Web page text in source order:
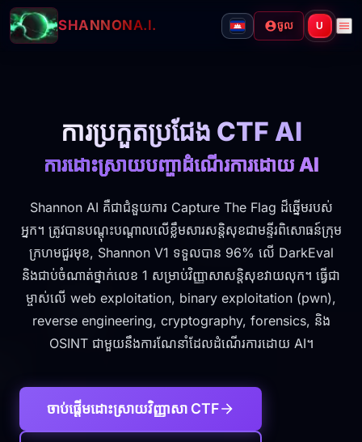
SHANNONA.I. ចូល U
ការប្រកួតប្រជែង CTF AI
ការដោះស្រាយបញ្ហាដំណើរការដោយ AI
Shannon AI គឺជាជំនួយការ Capture The Flag ដ៏ឆ្នើមរបស់
អ្នក។ ត្រូវបានបណ្តុះបណ្តាលលើខ្លឹមសារសន្តិសុខជាមន្ទីរពិសោធន៍ក្រុម
ក្រហមជួរមុខ, Shannon V1 ទទួលបាន 96% លើ DarkEval
និងជាប់ចំណាត់ថ្នាក់លេខ 1 សម្រាប់វិញ្ញាសាសន្តិសុខវាយលុក។ ធ្វើជា
ម្ចាស់លើ web exploitation, binary exploitation (pwn),
reverse engineering, cryptography, forensics, និង
OSINT ជាមួយនឹងការណែនាំដែលដំណើរការដោយ AI។
ចាប់ផ្តើមដោះស្រាយវិញ្ញាសា CTF